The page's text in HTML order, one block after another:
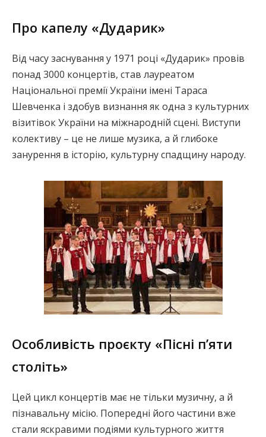
Про капелу «Дударик»
Від часу заснування у 1971 році «Дударик» провів
понад 3000 концертів, став лауреатом
Національної премії України імені Тараса
Шевченка і здобув визнання як одна з культурних
візитівок України на міжнародній сцені. Виступи
колективу – це не лише музика, а й глибоке
занурення в історію, культурну спадщину народу.
Особливість проєкту «Пісні п’яти
століть»
Цей цикл концертів має не тільки музичну, а й
пізнавальну місію. Попередні його частини вже
стали яскравими подіями культурного життя